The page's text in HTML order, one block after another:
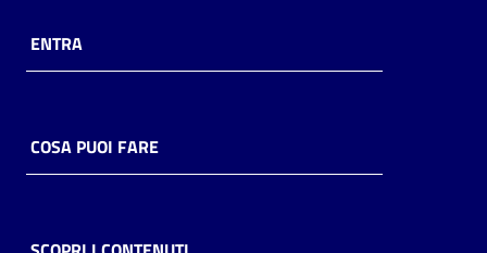
ENTRA
COSA PUOI FARE